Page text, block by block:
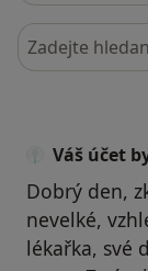
Hledejte v
Váš účet
Dobrý den,
nevelké,
lékařka, své